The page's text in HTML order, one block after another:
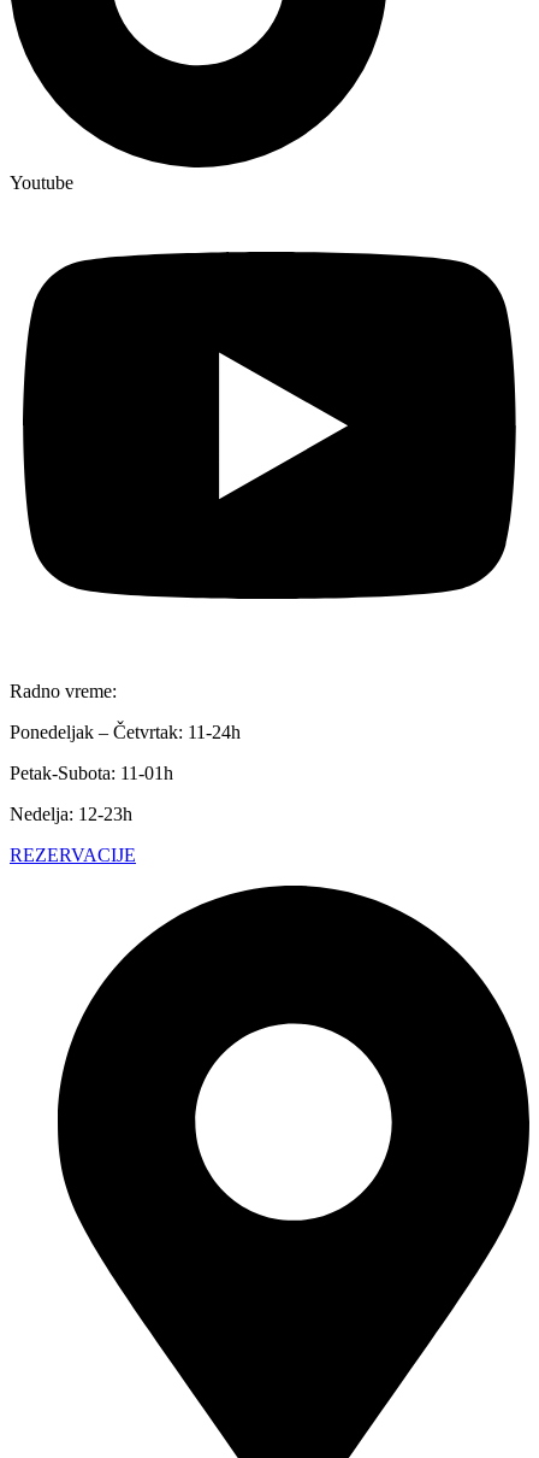
Youtube
Radno vreme:
Ponedeljak – Četvrtak: 11-24h
Petak-Subota: 11-01h
Nedelja: 12-23h
REZERVACIJE